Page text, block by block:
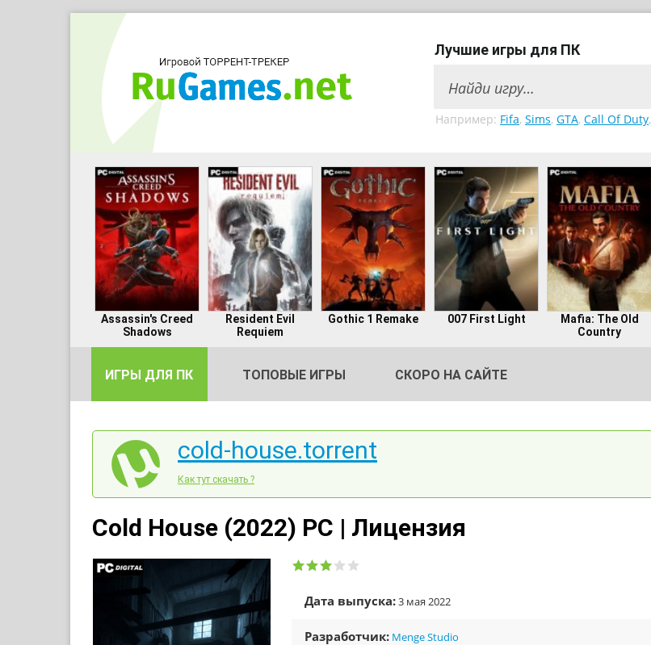
Лучшие игры для ПК
Например: Fifa, Sims, GTA, Call Of Duty,
Assassin's Creed
Shadows
Resident Evil
Requiem
Gothic 1 Remake 007 First Light
Mafia: The Old
Country
ИГРЫ ДЛЯ ПК ТОПОВЫЕ ИГРЫ СКОРО НА САЙТЕ
cold-house.torrent
Как тут скачать ?
Cold House (2022) PC | Лицензия
Дата выпуска:3 мая 2022
Разработчик: Menge Studio